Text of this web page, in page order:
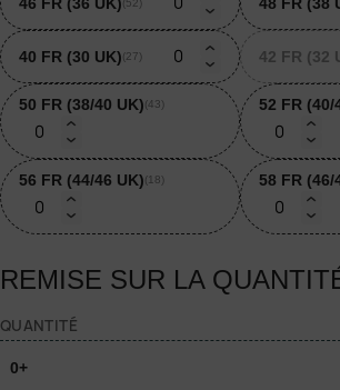
(52)
40 FR (30 UK)(27) 42 FR (32
50 FR (38/40 UK)(43) 52 FR (40/
56 FR (44/46 UK)(18) 58 FR (46/
REMISE SUR LA
QUANTITÉ
0+